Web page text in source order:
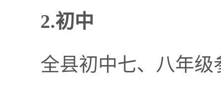
2.初中
全县初中七、八年